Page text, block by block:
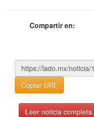
Compartir en:
Copiar URL
Leer noticia completa.